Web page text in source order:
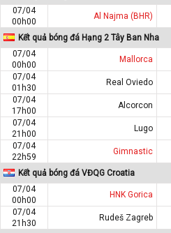
07/04
00h00
Al Najma (BHR)
Kết quả bóng đá Hạng 2 Tây Ban Nha
07/04
00h00
Mallorca
07/04
01h30
Real Oviedo
07/04
17h00
Alcorcon
07/04
21h00
Lugo
07/04
22h59
Gimnastic
Kết quả bóng đá VĐQG Croatia
07/04
00h00
HNK Gorica
07/04
21h30
Rudeš Zagreb